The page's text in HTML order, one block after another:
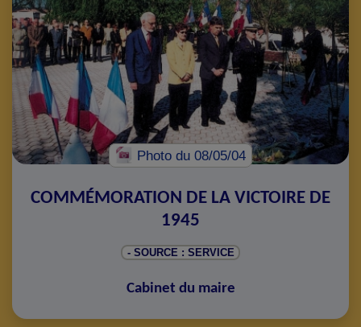
Photo du 08/05/04
COMMÉMORATION DE LA VICTOIRE DE
1945
- SOURCE : SERVICE
Cabinet du maire